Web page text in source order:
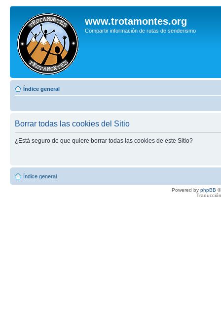
www.trotamontes.org
Compartir información de rutas de senderismo
Índice general
Borrar todas las cookies del Sitio
¿Está seguro de que quiere borrar todas las cookies de este Sitio?
Índice general
Powered by phpBB